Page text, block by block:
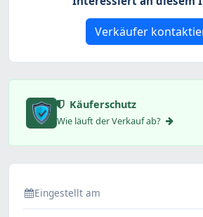
Verkäufer
Käuferschutz
Wie läuft der Verkauf ab?
Eingestellt am